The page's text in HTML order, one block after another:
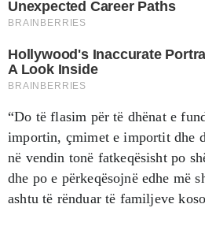
“Do të flasim për të dhënat e
importin, çmimet e importit dhe
në vendin tonë fatkeqësisht po
dhe po e përkeqësojnë edhe më
ashtu të rënduar të familjeve